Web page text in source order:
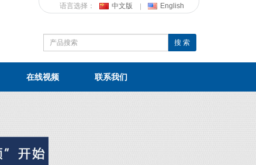
语言选择： 中文版 English
搜 索
在线视频 联系我们